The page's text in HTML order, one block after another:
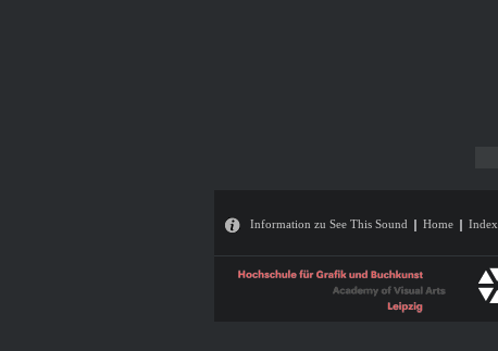
Information zu See This Sound Home Index